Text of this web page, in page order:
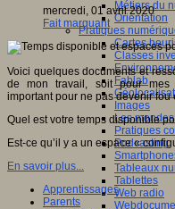
Métiers du
Orientation
Pratiques
Cartes
Classes
Fablab
Images
Les
Pratiques
Podcasting
Tableaux
Tablettes
Web radio
mercredi, 01 avril 2020
Fait marquant
Voici quelques documents et
de mon travail, soit pour mes
important pour ne pas devenir fou
Quel est votre temps disponible
Est-ce qu’il y a un espace «
En savoir plus...
Apprentissages
Parents